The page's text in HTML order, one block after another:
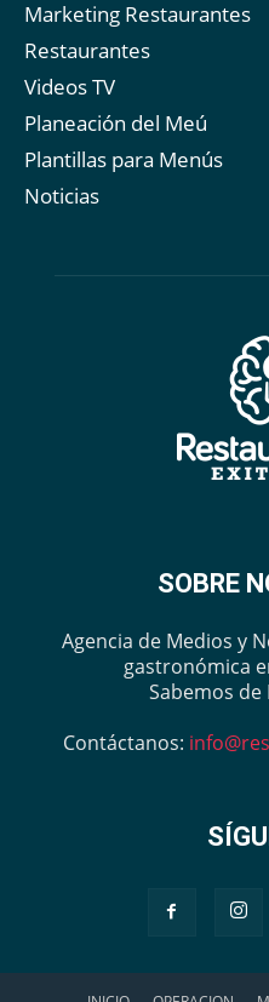
Marketing Restaurantes
Restaurantes
Videos TV
Planeación del Meú
Plantillas para Menús
Noticias
SOBRE
Agencia de Medios y
gastronómica
Sabemos de
Contáctanos: